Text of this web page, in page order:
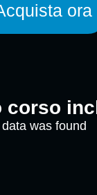
ora
corso
was found